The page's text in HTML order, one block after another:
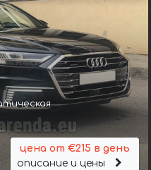
цена от €215 в день
описание и цены